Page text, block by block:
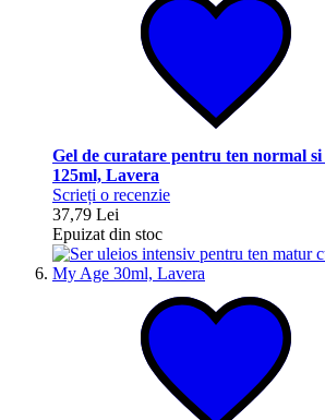
Gel de curatare pentru ten normal
125ml, Lavera
Scrieți o recenzie
37,79 Lei
Epuizat din stoc